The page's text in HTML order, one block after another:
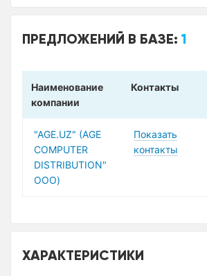
ПРЕДЛОЖЕНИЙ В БАЗЕ:1
Наименование
компании
Контакты
"AGE.UZ" (AGE
COMPUTER
DISTRIBUTION"
ООО)
Показать
контакты
ХАРАКТЕРИСТИКИ